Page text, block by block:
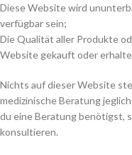
Diese Website wird
verfügbar sein;
Die Qualität aller Produkte
Website gekauft oder
Nichts auf dieser Website
medizinische Beratung
du eine Beratung benötigst,
konsultieren.